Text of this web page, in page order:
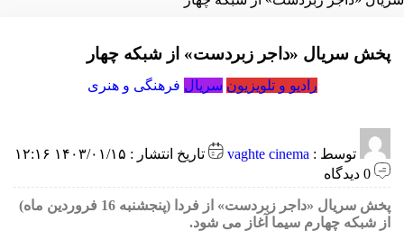
پخش سریال «داجر زبردست» از شبکه چهار
رادیو و تلویزیون سریال فرهنگی و هنری
توسط : vaghte cinema
تاریخ انتشار : ۱۴۰۳/۰۱/۱۵ ۱۲:۱۶
پخش سریال «داجر زبردست» از فردا (پنجشنبه 16 فروردین ماه)
از شبکه چهارم سیما آغاز می شود.